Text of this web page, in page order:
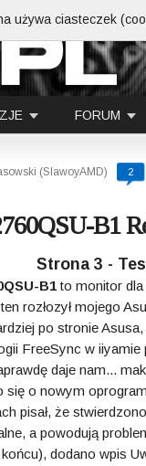
FORUM
(SlawoyAMD) 2
B1
Strona 3 -
B1to monitor
rozłozył mojego
po stronie
FreeSync w
daje nam...
się o nowym
pisał, że
a powodują
dodano wpis
używa ciasteczek